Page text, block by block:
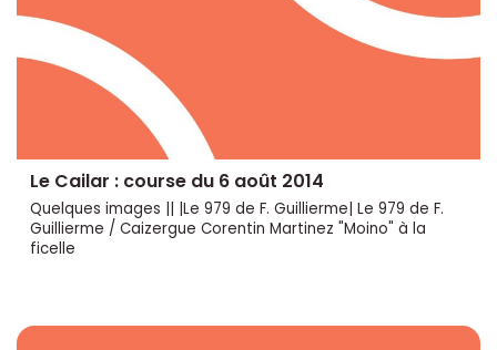
Le Cailar : course du 6 août 2014
Quelques images || |Le 979 de F. Guillierme| Le 979 de F.
Guillierme / Caizergue Corentin Martinez "Moino" à la
ficelle